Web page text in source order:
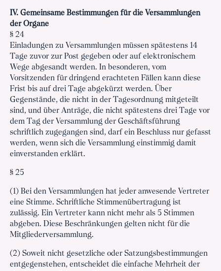
IV. Gemeinsame Bestimmungen für die Versammlungen
der Organe
§ 24
Einladungen zu Versammlungen müssen spätestens 14
Tage zuvor zur Post gegeben oder auf elektronischem
Wege abgesandt werden. In besonderen, vom
Vorsitzenden für dringend erachteten Fällen kann diese
Frist bis auf drei Tage abgekürzt werden. Über
Gegenstände, die nicht in der Tagesordnung mitgeteilt
sind, und über Anträge, die nicht spätestens drei Tage vor
dem Tag der Versammlung der Geschäftsführung
schriftlich zugegangen sind, darf ein Beschluss nur gefasst
werden, wenn sich die Versammlung einstimmig damit
einverstanden erklärt.
§ 25
(1) Bei den Versammlungen hat jeder anwesende Vertreter
eine Stimme. Schriftliche Stimmenübertragung ist
zulässig. Ein Vertreter kann nicht mehr als 5 Stimmen
abgeben. Diese Beschränkungen gelten nicht für die
Mitgliederversammlung.
(2) Soweit nicht gesetzliche oder Satzungsbestimmungen
entgegenstehen, entscheidet die einfache Mehrheit der